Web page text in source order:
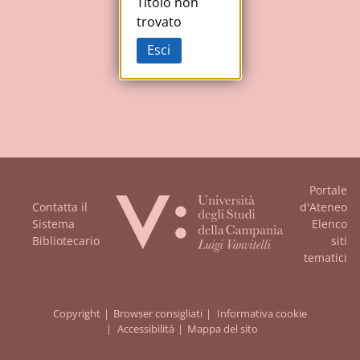
Contatta il
Sistema
Bibliotecario
Portale
d'Ateneo
Elenco
siti
tematici
Copyright Browser consigliati
Informativa cookie
Accessibilità
Mappa del sito
trovato
Esci